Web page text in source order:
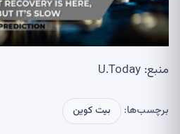
منبع: U.Today
برچسب‌ها: بیت کوین